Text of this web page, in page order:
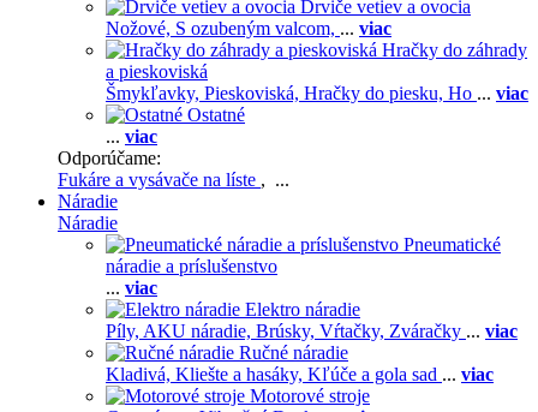
Drviče vetiev a ovocia
Nožové, S ozubeným valcom, ... viac
Hračky do záhrady
a pieskoviská
Šmykľavky, Pieskoviská, Hračky do piesku, Ho ... viac
Ostatné
... viac
Odporúčame:
Fukáre a vysávače na líste , ...
Náradie
Náradie
Pneumatické
náradie a príslušenstvo
... viac
Elektro náradie
Píly, AKU náradie, Brúsky, Vŕtačky, Zváračky ... viac
Ručné náradie
Kladivá, Kliešte a hasáky, Kľúče a gola sad ... viac
Motorové stroje